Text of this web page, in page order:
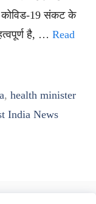
कोविड-19 संकट के
है, … Read
, health minister
India News